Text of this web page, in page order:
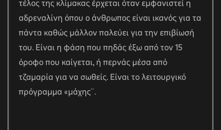
τέλος της κλίμακας έρχεται όταν εμφανιστεί η
αδρεναλίνη όπου ο άνθρωπος είναι ικανός για τα
πάντα καθώς μάλλον παλεύει για την επιβίωσή
του. Είναι η φάση που πηδάς έξω από τον 15
όροφο που καίγεται, ή περνάς μέσα από
τζαμαρία για να σωθείς. Είναι το λειτουργικό
πρόγραμμα «μάχης¨.